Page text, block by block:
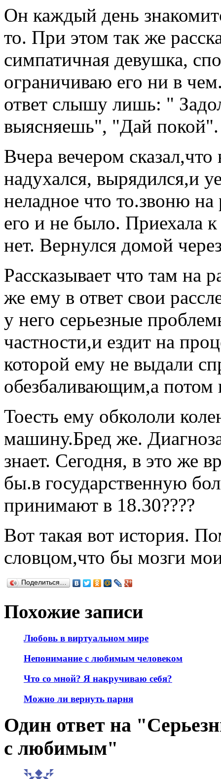
Он каждый день
то. При этом так же
симпатичная девушка,
ограничиваю его ни в
ответ слышу лишь: "
выясняешь", "Дай покой".
Вчера вечером
надухался, вырядился,и
неладное что то.звоню
его и не было. Приехала
нет. Вернулся домой
Рассказывает что там на
же ему в ответ свои
у него серьезные
частности,и ездит на
которой ему не выдали
обезбаливающим,а потом
Тоесть ему обкололи
машину.Бред же.
знает. Сегодня, в это же
бы.в государственную
принимают в 18.30????
Вот такая вот история.
словцом,что бы мозги
Поделиться…
Похожие записи
Любовь в виртуальном мире
Непонимание с любимым человеком
Что со мной? Я накручиваю себя?
Можно ли вернуть парня
Один ответ на
с любимым"